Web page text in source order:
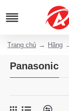
Trang chủ Hãng
Panasonic